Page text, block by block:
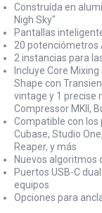
Construída en
Nigh Sky"
Pantallas
20 potenciómetros
2 instancias para
Incluye Core
Shape con
vintage y 1 precise
Compressor MKII,
Compatible con los
Cubase, Studio
Reaper, y más
Nuevos algoritmos
Puertos USB-C
equipos
Opciones para